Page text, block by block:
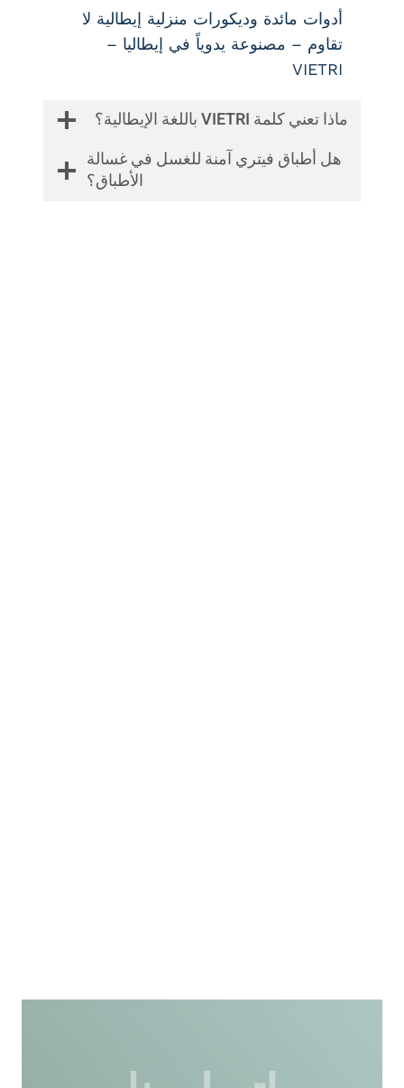
أدوات مائدة وديكورات منزلية إيطالية لا
تقاوم – مصنوعة يدوياً في إيطاليا –
VIETRI
ماذا تعني كلمة VIETRI باللغة الإيطالية؟
هل أطباق فيتري آمنة للغسل في غسالة
الأطباق؟